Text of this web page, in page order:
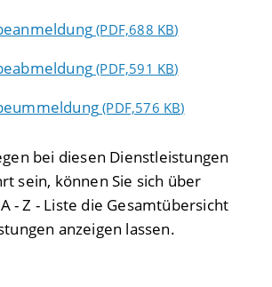
(PDF,688 KB)
(PDF,591 KB)
(PDF,576 KB)
bei diesen Dienstleistungen
sein, können Sie sich über
- Z - Liste die Gesamtübersicht
anzeigen lassen.